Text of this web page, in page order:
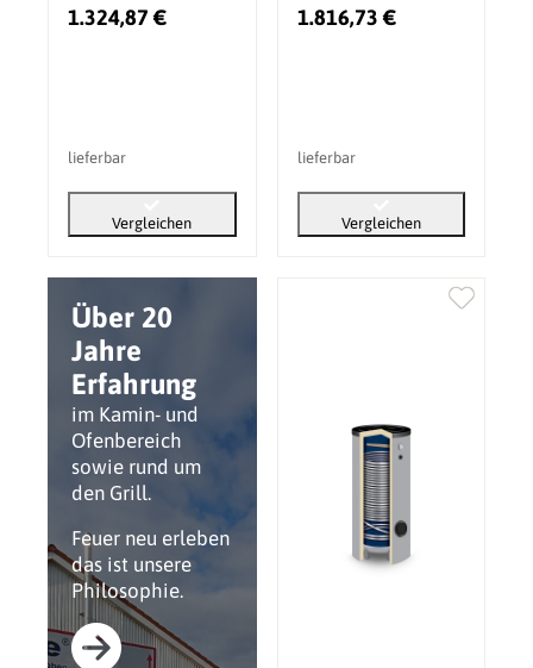
Über 20
Jahre
Erfahrung
im Kamin- und
Ofenbereich
sowie rund um
den Grill.
Feuer neu erleben
das ist unsere
Philosophie.
1.324,87 €
lieferbar
Vergleichen
1.816,73 €
lieferbar
Vergleichen